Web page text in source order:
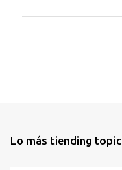
Lo más tiending topic